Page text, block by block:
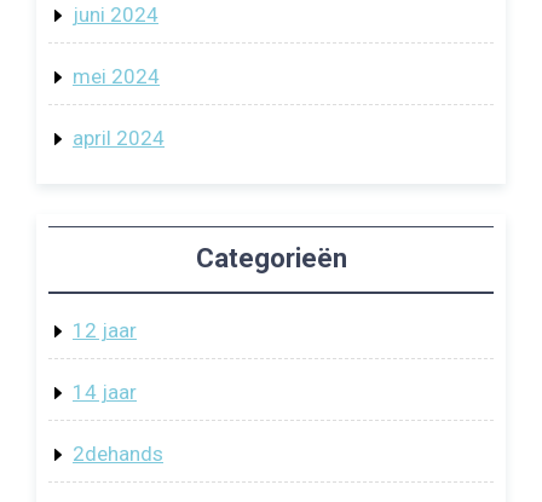
juni 2024
mei 2024
april 2024
Categorieën
12 jaar
14 jaar
2dehands